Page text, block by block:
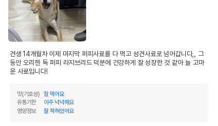
견생 14개월차 이제 마지막 퍼피사료를 다 먹고 성견사료로 넘어갑니다,, 그
동안 오리젠 독 퍼피 라지브리드 덕분에 건강하게 잘 성장한 것 같아 늘 고마
운 사료입니다!
맛(기호성)
잘 먹어요
유통기한
아주 넉넉해요
영양정보
잘 적혀있어요